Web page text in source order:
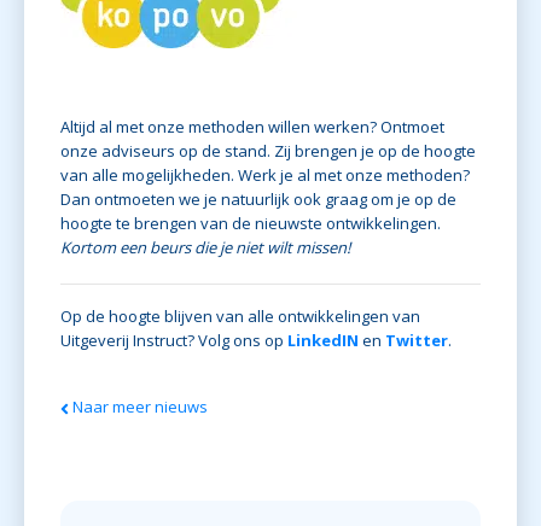
Altijd al met onze methoden willen werken? Ontmoet
onze adviseurs op de stand. Zij brengen je op de hoogte
van alle mogelijkheden. Werk je al met onze methoden?
Dan ontmoeten we je natuurlijk ook graag om je op de
hoogte te brengen van de nieuwste ontwikkelingen.
Kortom een beurs die je niet wilt missen!
Op de hoogte blijven van alle ontwikkelingen van
Uitgeverij Instruct? Volg ons op LinkedIN en Twitter.
Naar meer nieuws